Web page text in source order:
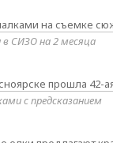
на съемке
СИЗО на 2 месяца
прошла 42-
с предсказанием